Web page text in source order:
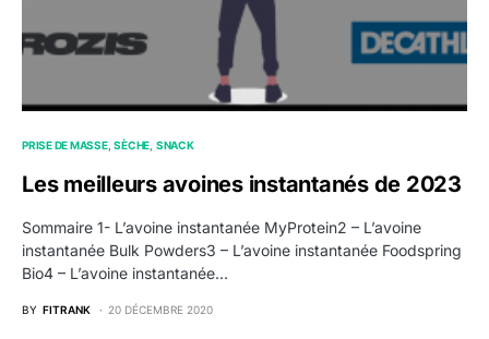
PRISE DE MASSE SÈCHE SNACK
Les meilleurs avoines instantanés de 2023
Sommaire 1- L’avoine instantanée MyProtein2 – L’avoine
instantanée Bulk Powders3 – L’avoine instantanée Foodspring
Bio4 – L’avoine instantanée…
BY FITRANK 20 DÉCEMBRE 2020